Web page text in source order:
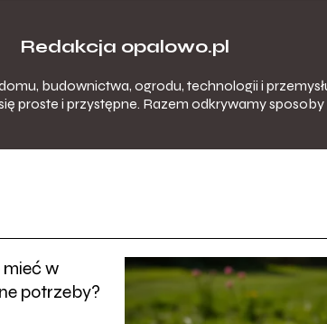
Redakcja opalowo.pl
budownictwa, ogrodu, technologii i
proste i przystępne. Razem odkrywamy
w
potrzeby?